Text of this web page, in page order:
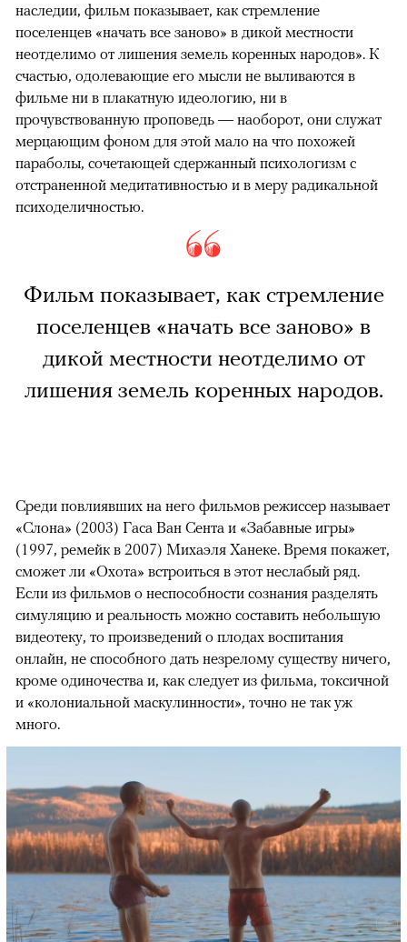
наследии, фильм показывает, как стремление
поселенцев «начать все заново» в дикой местности
неотделимо от лишения земель коренных народов». К
счастью, одолевающие его мысли не выливаются в
фильме ни в плакатную идеологию, ни в
прочувствованную проповедь — наоборот, они служат
мерцающим фоном для этой мало на что похожей
параболы, сочетающей сдержанный психологизм с
отстраненной медитативностью и в меру радикальной
психоделичностью.
Фильм показывает, как стремление
поселенцев «начать все заново» в
дикой местности неотделимо от
лишения земель коренных народов.
Среди повлиявших на него фильмов режиссер называет
«Слона» (2003) Гаса Ван Сента и «Забавные игры»
(1997, ремейк в 2007) Михаэля Ханеке. Время покажет,
сможет ли «Охота» встроиться в этот неслабый ряд.
Если из фильмов о неспособности сознания разделять
симуляцию и реальность можно составить небольшую
видеотеку, то произведений о плодах воспитания
онлайн, не способного дать незрелому существу ничего,
кроме одиночества и, как следует из фильма, токсичной
и «колониальной маскулинности», точно не так уж
много.